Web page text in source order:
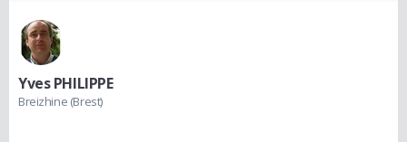
Yves PHILIPPE
Breizhine (Brest)